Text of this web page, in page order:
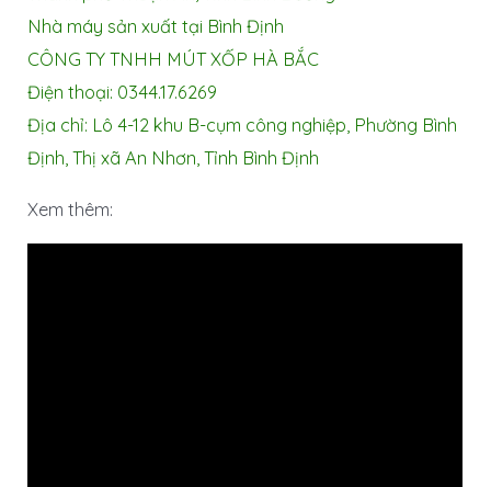
Nhà máy sản xuất tại Bình Định
CÔNG TY TNHH MÚT XỐP HÀ BẮC
Điện thoại: 0344.17.6269
Địa chỉ: Lô 4-12 khu B-cụm công nghiệp, Phường Bình
Định, Thị xã An Nhơn, Tỉnh Bình Định
Xem thêm: